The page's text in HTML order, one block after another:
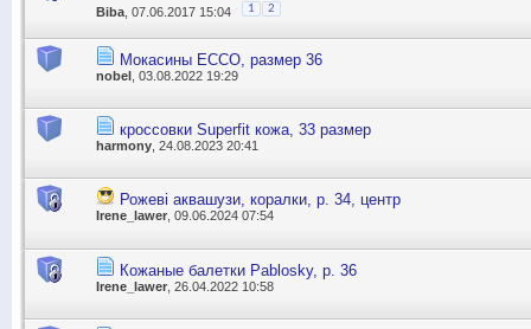
Biba , 07.06.2017 15:04 1 2
Мокасины ECCO, размер 36
nobel , 03.08.2022 19:29
кроссовки Superfit кожа, 33 размер
harmony , 24.08.2023 20:41
Рожеві аквашузи, коралки, р. 34, центр
Irene_lawer, 09.06.2024 07:54
Кожаные балетки Pablosky, p. 36
Irene_lawer , 26.04.2022 10:58